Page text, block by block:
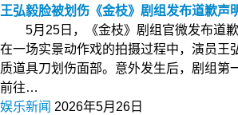
王弘毅脸被划伤《金枝》剧组发布道歉声
5月25日，《金枝》剧组官微发布
在一场实景动作戏的拍摄过程中，演员王
质道具刀划伤面部。意外发生后，剧组第
前往…
娱乐新闻 2026年5月26日